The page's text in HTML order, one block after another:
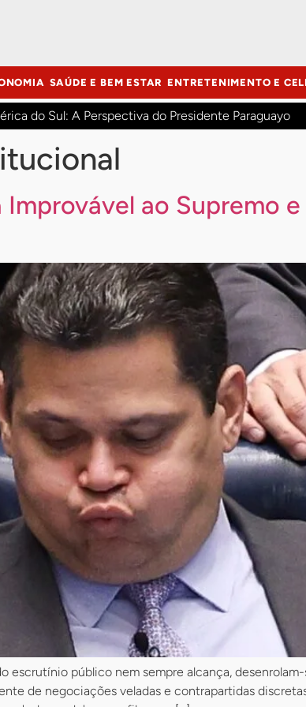
SAÚDE E BEM ESTAR ENTRETENIMENTO E
do Sul: A Perspectiva do Presidente Paraguayo
ao Supremo
escrutínio público nem sempre alcança,
de negociações veladas e contrapartidas